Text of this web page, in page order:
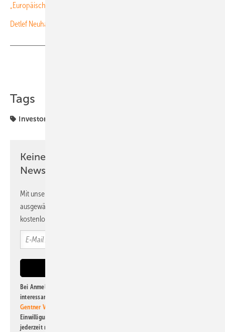
„Europäische Modulhersteller sind konkurrenzfähig“
Detlef Neuhaus von Solarwatt: „Brutaler als vor zwölf Jahren“
Tags
Investoren
Keine Zeit? Kein Problem mit dem PV
Newsletter!
Mit unserem Newsletter erhalten Sie regelmäßig von uns
ausgewählte Informationen und Neuigkeiten, gebündelt und
kostenlos direkt ins Postfach.
Bei Anmeldung zu diesem Newsletter bin ich damit einverstanden, über
interessante Verlags- und Online-Angebote
Gentner Verlag GmbH & Co. KG
Einwilligung kann ich jederzeit widerrufen und eine Abmeldung ist
jederzeit möglich. Informationen zum Umgang mit Daten finden Sie